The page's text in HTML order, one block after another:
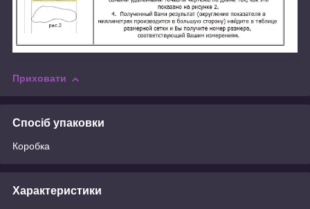
Приховати
Спосіб упаковки
Коробка
Характеристики